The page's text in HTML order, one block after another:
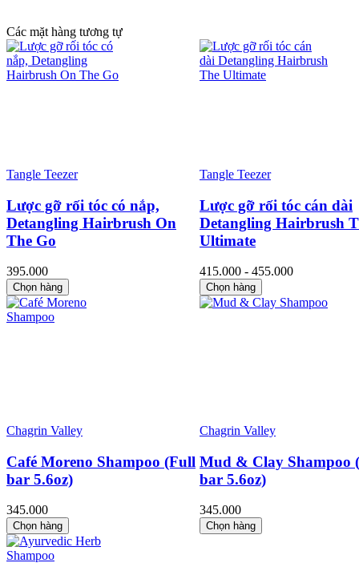
Các mặt hàng tương tự
Tangle Teezer
Lược gỡ rối tóc có nắp,
Detangling Hairbrush On
The Go
395.000
Chọn hàng
Tangle Teezer
Lược gỡ rối tóc cán dài
Detangling Hairbrush
Ultimate
415.000 - 455.000
Chọn hàng
Chagrin Valley
Café Moreno Shampoo (Full
bar 5.6oz)
345.000
Chọn hàng
Chagrin Valley
Mud & Clay Shampoo
bar 5.6oz)
345.000
Chọn hàng